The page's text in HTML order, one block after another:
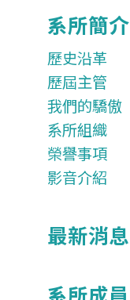
系所簡介
歷史沿革
歷屆主管
我們的驕傲
系所組織
榮譽事項
影音介紹
最新消息
系所成員